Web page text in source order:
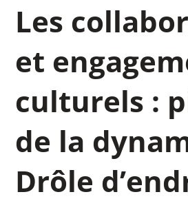
Les
et
culturels :
de la
Drôle